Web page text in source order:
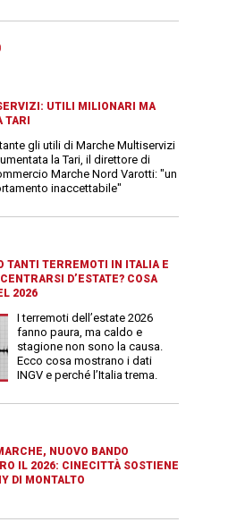
UTILI MILIONARI MA
gli utili di Marche Multiservizi
la Tari, il direttore di
Marche Nord Varotti: "un
inaccettabile"
TANTI TERREMOTI IN ITALIA E
D’ESTATE? COSA
2026
I terremoti dell’estate 2026
fanno paura, ma caldo e
stagione non sono la causa.
Ecco cosa mostrano i dati
INGV e perché l’Italia trema.
NUOVO BANDO
IL 2026: CINECITTÀ SOSTIENE
DI MONTALTO